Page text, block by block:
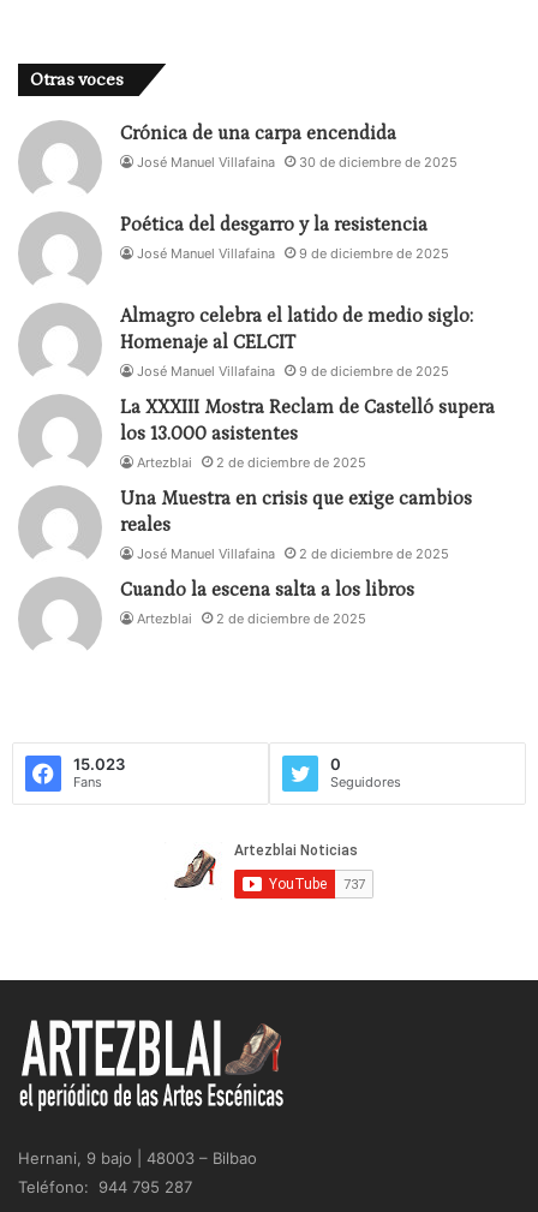
Otras voces
Crónica de una carpa encendida
José Manuel Villafaina 30 de diciembre de 2025
Poética del desgarro y la resistencia
José Manuel Villafaina 9 de diciembre de 2025
Almagro celebra el latido de medio siglo:
Homenaje al CELCIT
José Manuel Villafaina 9 de diciembre de 2025
La XXXIII Mostra Reclam de Castelló supera
los 13.000 asistentes
Artezblai 2 de diciembre de 2025
Una Muestra en crisis que exige cambios
reales
José Manuel Villafaina 2 de diciembre de 2025
Cuando la escena salta a los libros
Artezblai 2 de diciembre de 2025
15.023
Fans
0
Seguidores
Hernani, 9 bajo | 48003 – Bilbao
Teléfono: 944 795 287